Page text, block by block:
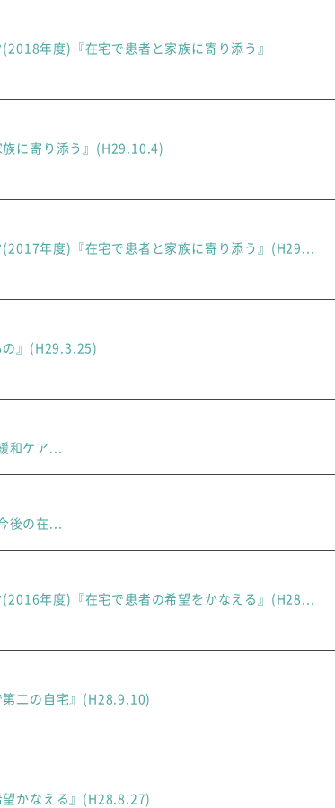
年度)『在宅で患者と家族に寄り添う』
族に寄り添う』(H29.10.4)
年度)『在宅で患者と家族に寄り添う』(H29...
の』(H29.3.25)
和ケア...
後の在...
年度)『在宅で患者の希望をかなえる』(H28...
第二の自宅』(H28.9.10)
望かなえる』(H28.8.27)